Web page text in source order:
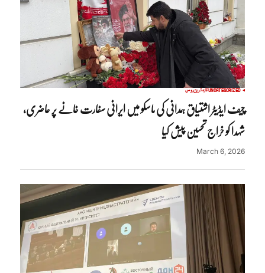
UNCATEGORIZEDتازہ ترینروس
چیف ایڈیٹر اشتیاق ہمدانی کی ماسکو میں ایرانی سفارت خانے پر حاضری،
شہدا کو خراج تحسین پیش کیا
March 6, 2026